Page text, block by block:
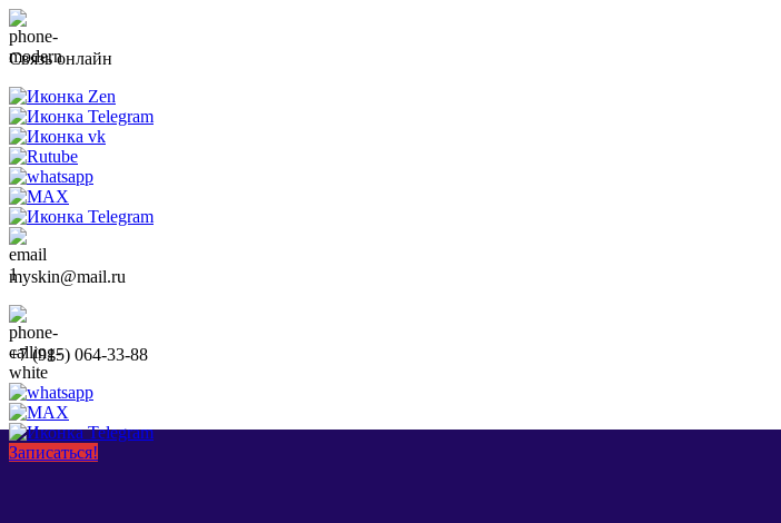
Связь онлайн
myskin@mail.ru
+7 (915) 064-33-88
Записаться!